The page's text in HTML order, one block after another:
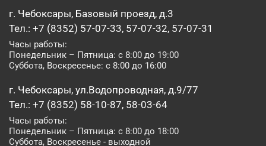
г. Чебоксары, Базовый проезд, д.3
Тел.: +7 (8352) 57-07-33, 57-07-32, 57-07-31
Часы работы:
Понедельник – Пятница: с 8:00 до 19:00
Суббота, Воскресенье: с 8:00 до 16:00
г. Чебоксары, ул.Водопроводная, д.9/77
Тел.: +7 (8352) 58-10-87, 58-03-64
Часы работы:
Понедельник – Пятница: с 8:00 до 18:00
Суббота, Воскресенье - выходной